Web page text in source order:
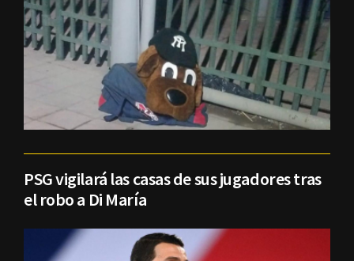
PSG vigilará las casas de sus jugadores tras
el robo a Di María